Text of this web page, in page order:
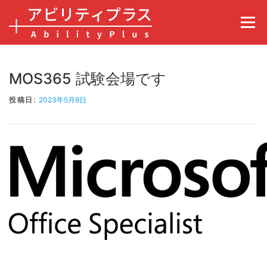
コンテンツへスキップ
メニ
MOS365 試験会場です
投稿日: 2023年5月9日